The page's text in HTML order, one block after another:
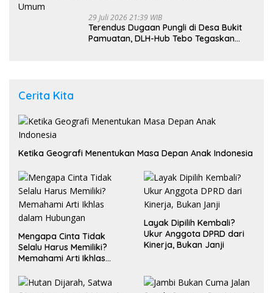
29 Juli 2026 21:39 WIB
Terendus Dugaan Pungli di Desa Bukit
Pamuatan, DLH-Hub Tebo Tegaskan
Cerita Kita
Ketika Geografi Menentukan Masa Depan Anak Indonesia
Mengapa Cinta Tidak
Selalu Harus Memiliki?
Memahami Arti Ikhlas
Layak Dipilih Kembali?
Ukur Anggota DPRD dari
Kinerja, Bukan Janji